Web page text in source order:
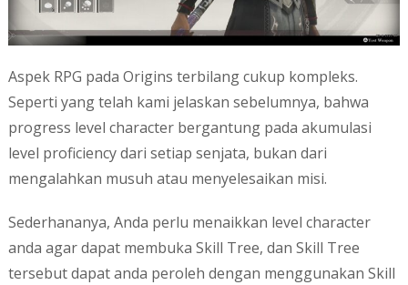
Aspek RPG pada Origins terbilang cukup kompleks.
Seperti yang telah kami jelaskan sebelumnya, bahwa
progress level character bergantung pada akumulasi
level proficiency dari setiap senjata, bukan dari
mengalahkan musuh atau menyelesaikan misi.
Sederhananya, Anda perlu menaikkan level character
anda agar dapat membuka Skill Tree, dan Skill Tree
tersebut dapat anda peroleh dengan menggunakan Skill